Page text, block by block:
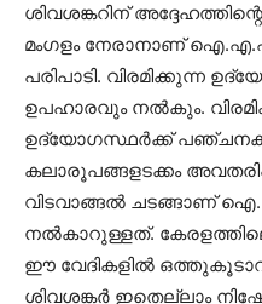
ശിവശങ്കറിന്
മംഗളം നേരാനാണ്
പരിപാടി. വിരമിക്കുന്ന
ഉപഹാരവും നൽകും.
ഉദ്യോഗസ്ഥർക്ക്
കലാരൂപങ്ങളടക്കം
വിടവാങ്ങൽ
നൽകാറുള്ളത്.
ഈ വേദികളിൽ
ശിവശങ്കർ ഇതെല്ലാം